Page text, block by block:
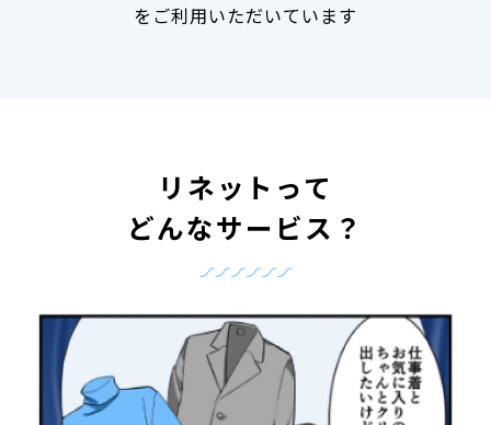
をご利用いただいています
リネットって
どんなサービス？